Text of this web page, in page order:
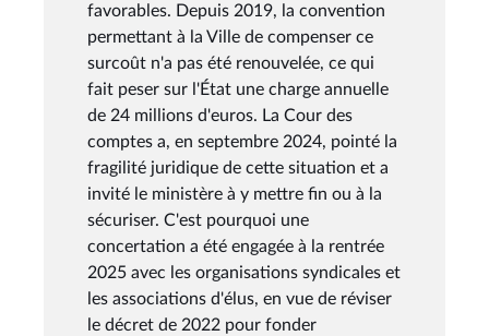
favorables. Depuis 2019, la convention
permettant à la Ville de compenser ce
surcoût n'a pas été renouvelée, ce qui
fait peser sur l'État une charge annuelle
de 24 millions d'euros. La Cour des
comptes a, en septembre 2024, pointé la
fragilité juridique de cette situation et a
invité le ministère à y mettre fin ou à la
sécuriser. C'est pourquoi une
concertation a été engagée à la rentrée
2025 avec les organisations syndicales et
les associations d'élus, en vue de réviser
le décret de 2022 pour fonder